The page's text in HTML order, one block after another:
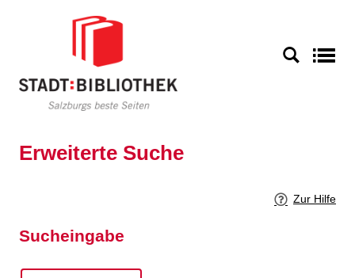
Erweiterte Suche
Zur Hilfe
Sucheingabe